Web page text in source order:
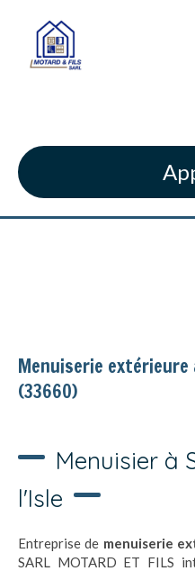
Menuiserie
(33660)
Menuisier à
l'Isle
Entreprise de menuiserie
SARL MOTARD ET FILS